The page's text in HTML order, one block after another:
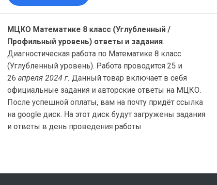
МЦКО Математике 8 класс (Углубленный /
Профильный уровень) ответы и задания.
Диагностическая работа по Математике 8 класс
(Углубленный уровень). Работа проводится 25 и
26 апреля 2024 г. Данный товар включает в себя
официальные задания и авторские ответы на МЦКО.
После успешной оплаты, вам на почту придёт ссылка
на google диск. На этот диск будут загружены задания
и ответы в день проведения работы